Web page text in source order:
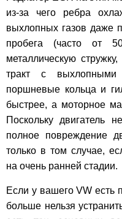
из-за чего ребра
выхлопных газов даже
пробега (часто от
металлическую
тракт с выхлопными
поршневые кольца и
быстрее, а моторное
Поскольку двигатель
полное повреждение
только в том случае,
на очень ранней стадии.
Если у вашего VW есть
больше нельзя